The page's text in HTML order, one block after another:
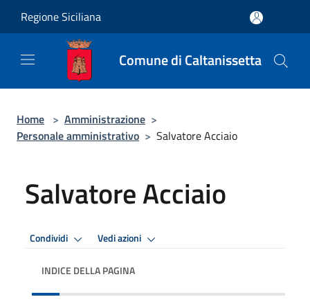
Regione Siciliana
Comune di Caltanissetta
Home > Amministrazione >
Personale amministrativo > Salvatore Acciaio
Salvatore Acciaio
Condividi Vedi azioni
INDICE DELLA PAGINA